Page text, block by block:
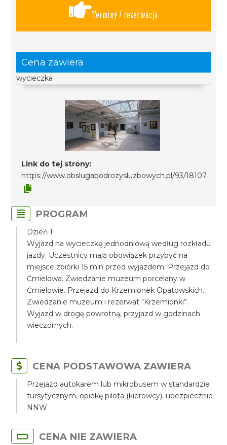
Terminy / rezerwacja
Cena zawiera
wycieczka
Link do tej strony:
https://www.obslugapodrozysluzbowych.pl/93/18107
PROGRAM
Dzień 1
Wyjazd na wycieczkę jednodniową według rozkładu
jazdy. Uczestnicy mają obowiązek przybyć na
miejsce zbiórki 15 min przed wyjazdem. Przejazd do
Ćmielowa. Zwiedzanie muzeum porcelany w
Ćmielowie. Przejazd do Krzemionek Opatowskich.
Zwiedzanie muzeum i rezerwat “Krzemionki”.
Wyjazd w drogę powrotną, przyjazd w godzinach
wieczornych.
CENA PODSTAWOWA ZAWIERA
Przejazd autokarem lub mikrobusem w standardzie
tursytycznym, opiekę pilota (kierowcy), ubezpiecznie
NNW
CENA NIE ZAWIERA